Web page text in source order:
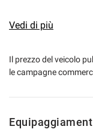
E TRASPARENTE
Garanzia Mapfre
concessionaria)
Vedi di più
Il prezzo del veicolo
le campagne